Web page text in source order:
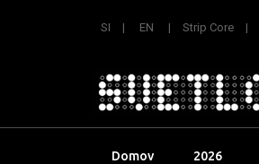
SI EN Strip Core
Domov 2026